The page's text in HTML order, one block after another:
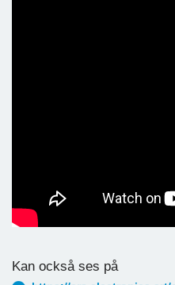
Kan också ses på